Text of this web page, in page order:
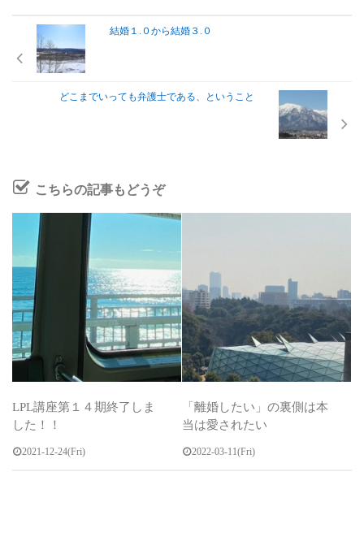
結婚１.０から結婚３.０
どこまでいっても弁護士である、ということ
こちらの記事もどうぞ
LPL講座第１４期終了しま
した！！
2021-12-24(Fri)
「離婚したい」の裏側は本
当は愛されたい
2022-03-11(Fri)